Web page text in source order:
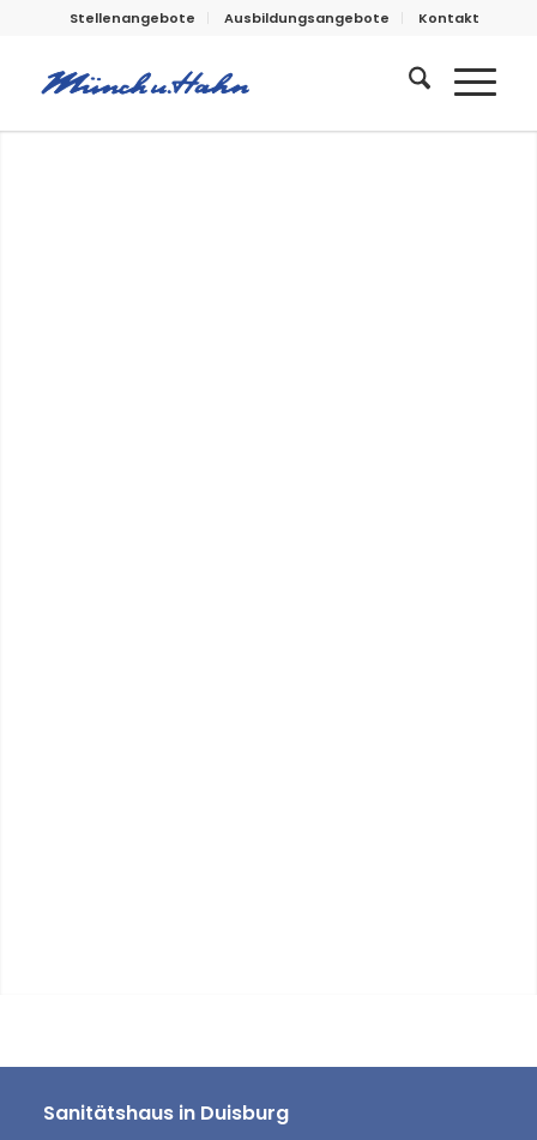
Stellenangebote Ausbildungsangebote Kontakt
Sanitätshaus in Duisburg